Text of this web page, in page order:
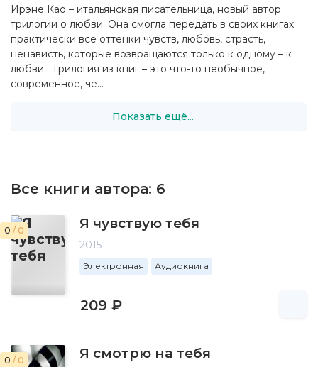
Ирэне Као – итальянская писательница, новый автор
трилогии о любви. Она смогла передать в своих книгах
практически все оттенки чувств, любовь, страсть,
ненависть, которые возвращаются только к одному – к
любви. Трилогия из книг – это что-то необычное,
современное, че...
Показать ещё...
Все книги автора: 6
0 / 0 Я чувствую тебя
2015
Электронная Аудиокнига
209 ₽
0 / 0 Я смотрю на тебя